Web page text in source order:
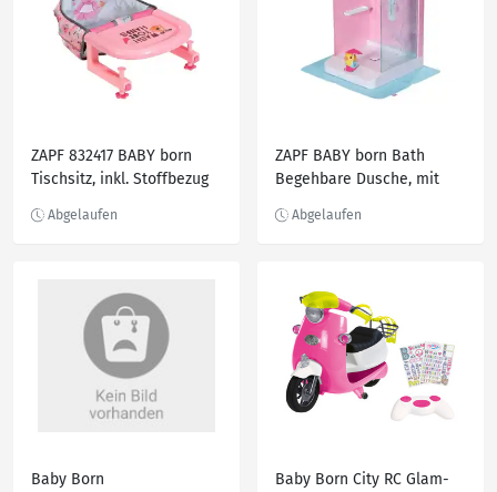
ZAPF 832417 BABY born
Tischsitz, inkl. Stoffbezug
ZAPF BABY born Bath
Begehbare Dusche, mit
Baby Born
Baby Born City RC Glam-